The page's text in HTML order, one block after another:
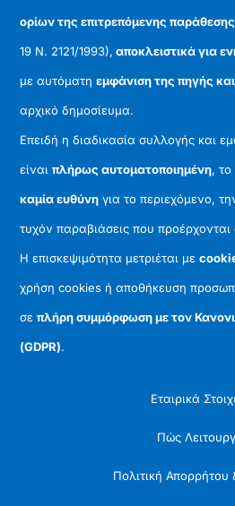
ορίων της επιτρεπόμενης
19 Ν. 2121/1993), αποκλειστικά για
με αυτόματηεμφάνιση της πηγής
αρχικό δημοσίευμα.
Επειδή η διαδικασία συλλογής και
είναιπλήρως αυτοματοποιημένη,
καμία ευθύνη για το περιεχόμενο,
τυχόν παραβιάσεις που προέρχονται
Η επισκεψιμότητα μετριέται με
χρήση cookies ή αποθήκευση
σεπλήρη συμμόρφωση με τον
(GDPR).
Εταιρικά
Πώς
Πολιτική Απορρήτου